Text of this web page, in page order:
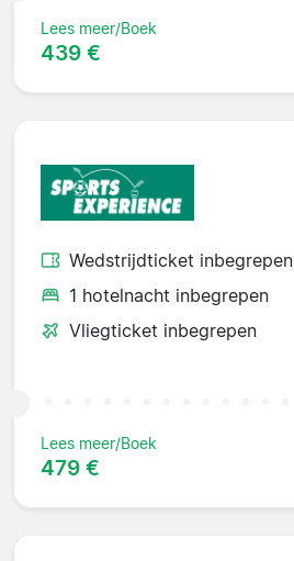
Lees meer/Boek
439 €
Wedstrijdticket inbegrepen
1 hotelnacht inbegrepen
Vliegticket inbegrepen
Lees meer/Boek
479 €